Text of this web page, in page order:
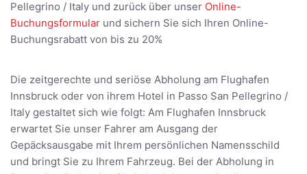
Pellegrino / Italy und zurück über unser Online-
Buchungsformular und sichern Sie sich Ihren Online-
Buchungsrabatt von bis zu 20%
Die zeitgerechte und seriöse Abholung am Flughafen
Innsbruck oder von ihrem Hotel in Passo San Pellegrino /
Italy gestaltet sich wie folgt: Am Flughafen Innsbruck
erwartet Sie unser Fahrer am Ausgang der
Gepäcksausgabe mit Ihrem persönlichen Namensschild
und bringt Sie zu Ihrem Fahrzeug. Bei der Abholung in